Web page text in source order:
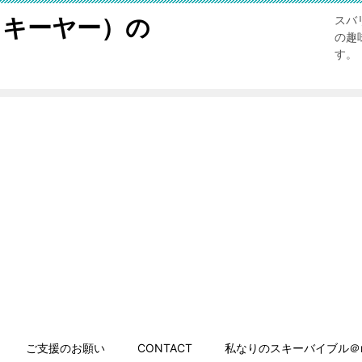
ーヤー）の
スバ
の趣
す。
ご支援のお願い CONTACT 私なりのスキーバイブル